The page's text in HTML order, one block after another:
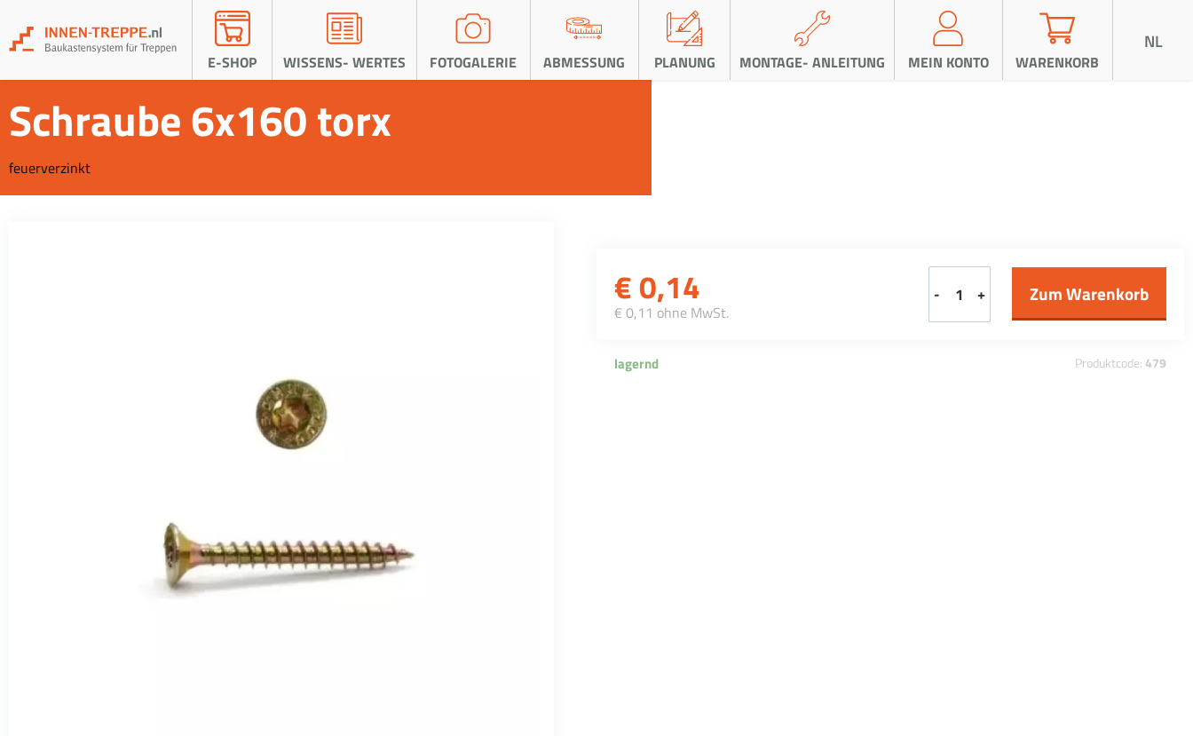
E-SHOP WISSENS- WERTES FOTOGALERIE ABMESSUNG PLANUNG MONTAGE- ANLEITUNG MEIN KONTO WARENKORB
NL
Schraube 6x160 torx
feuerverzinkt
€0,14
€ 0,11 ohne MwSt.
- +
lagernd Produktcode: 479